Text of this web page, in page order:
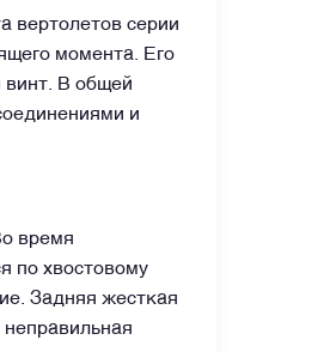
вертолетов серии
момента. Его
винт. В общей
и
время
по хвостовому
Задняя жесткая